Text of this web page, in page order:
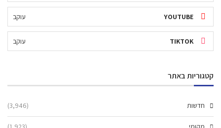
YOUTUBE עוקב
TIKTOK עוקב
קטגוריות באתר
חדשות (3,946)